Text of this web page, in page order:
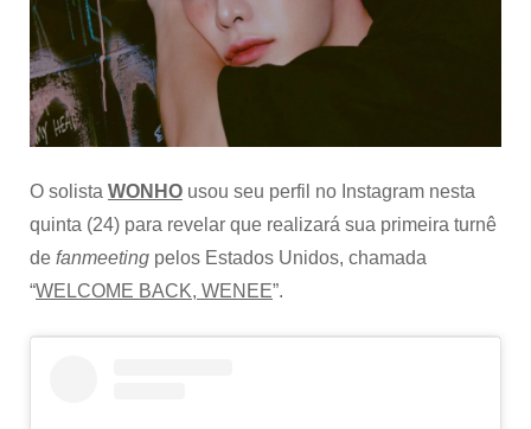
O solista WONHO usou seu perfil no Instagram nesta
quinta (24) para revelar que realizará sua primeira turnê
de fanmeeting pelos Estados Unidos, chamada
“WELCOME BACK, WENEE”.